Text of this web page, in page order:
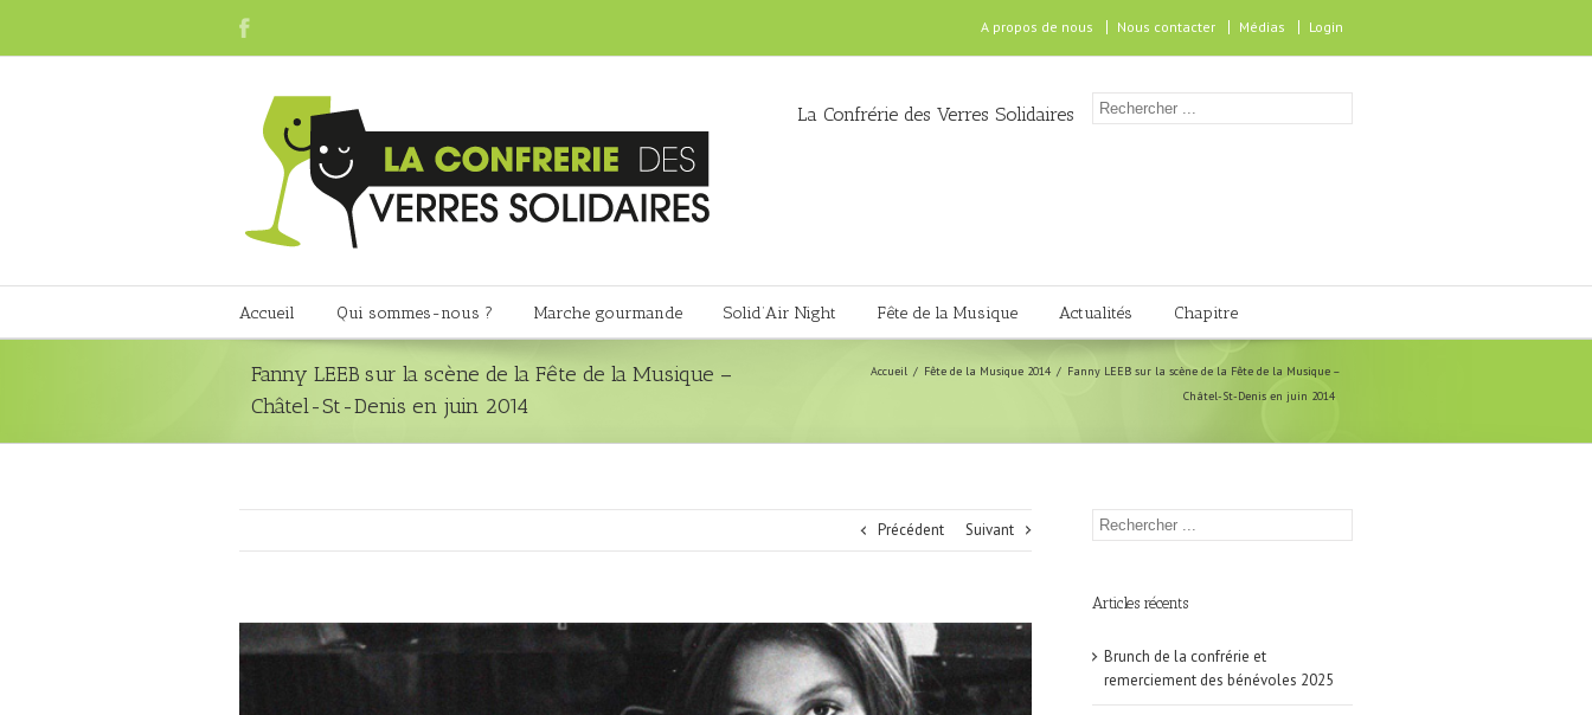
A propos de nous Nous contacter Médias Login
La Confrérie des Verres Solidaires
Accueil Qui sommes-nous ? Marche gourmande Solid’Air Night Fête de la Musique Actualités Chapitre
Fanny LEEB sur la scène de la Fête de la Musique –
Châtel-St-Denis en juin 2014
Accueil Fête de la Musique 2014
Fanny LEEB sur la scène de la Fête de la Musique –
Châtel-St-Denis en juin 2014
Précédent Suivant
Articles récents
Brunch de la confrérie et
remerciement des bénévoles 2025